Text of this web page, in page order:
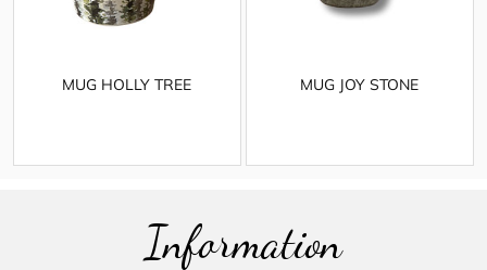
MUG HOLLY TREE MUG JOY STONE
Information